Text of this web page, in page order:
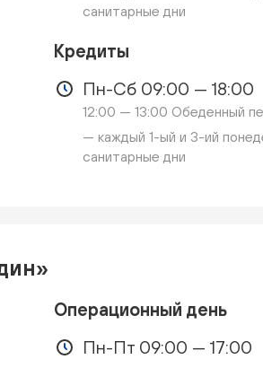
санитарные дни
Кредиты
Пн-Сб 09:00 — 18:00
12:00 — 13:00 Обеденный
— каждый 1-ый и 3-ий
санитарные дни
Операционный день
Пн-Пт 09:00 — 17:00